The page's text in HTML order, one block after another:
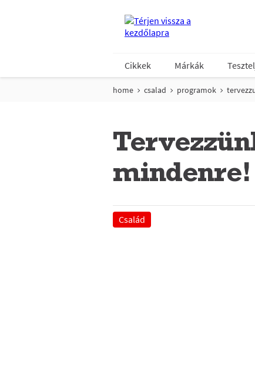
Cikkek Márkák
home csalad programok
mindenre!
Család